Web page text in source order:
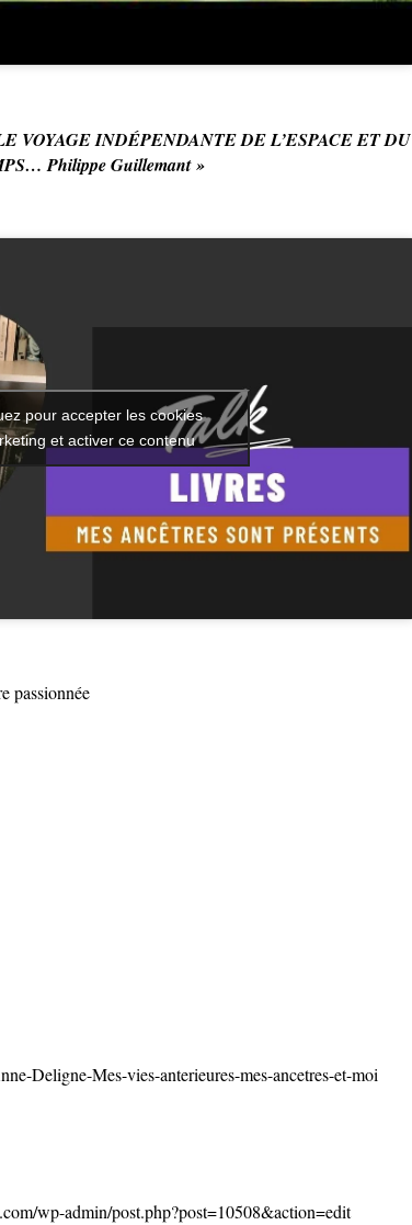
VOYAGE INDÉPENDANTE DE L’ESPACE ET DU
Philippe Guillemant »
pour accepter les cookies
et activer ce contenu
passionnée
Deligne-Mes-vies-anterieures-mes-ancetres-et-moi
wp-admin/post.php?post=10508&action=edit